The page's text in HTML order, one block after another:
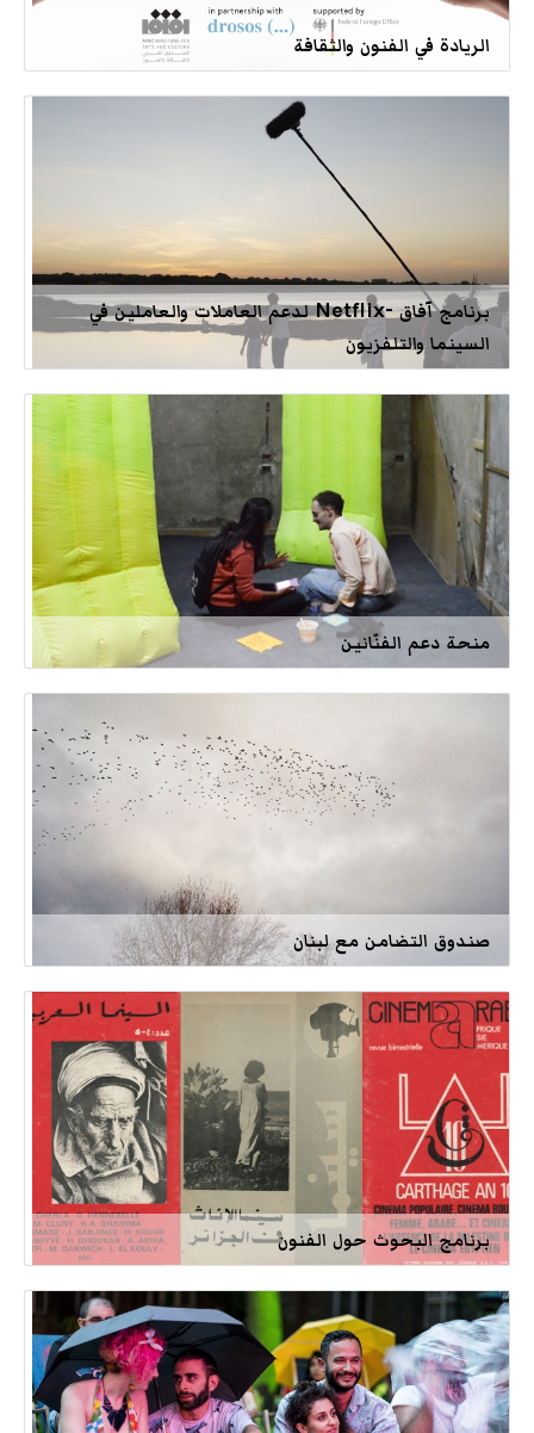
الريادة في الفنون والثقافة
برنامج آفاق -Netflix لدعم العاملات والعاملين في
السينما والتلفزيون
منحة دعم الفنّانين
صندوق التضامن مع لبنان
برنامج البحوث حول الفنون